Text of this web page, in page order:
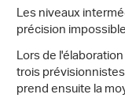
Les niveaux
précision
Lors de
trois
prend ensuite la